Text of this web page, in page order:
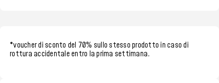
*voucher di sconto del 70% sullo stesso prodotto in caso di
rottura accidentale entro laprima settimana.